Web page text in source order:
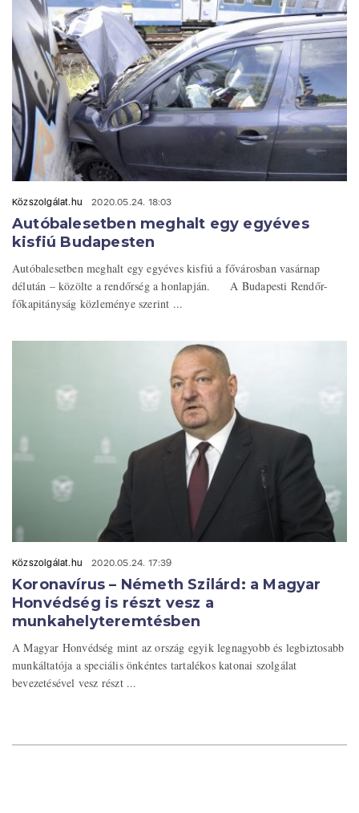
Közszolgálat.hu 2020.05.24. 18:03
Autóbalesetben meghalt egy egyéves
kisfiú Budapesten
Autóbalesetben meghalt egy egyéves kisfiú a fővárosban vasárnap
délután – közölte a rendőrség a honlapján. A Budapesti Rendőr-
főkapitányság közleménye szerint ...
Közszolgálat.hu 2020.05.24. 17:39
Koronavírus – Németh Szilárd: a Magyar
Honvédség is részt vesz a
munkahelyteremtésben
A Magyar Honvédség mint az ország egyik legnagyobb és legbiztosabb
munkáltatója a speciális önkéntes tartalékos katonai szolgálat
bevezetésével vesz részt ...